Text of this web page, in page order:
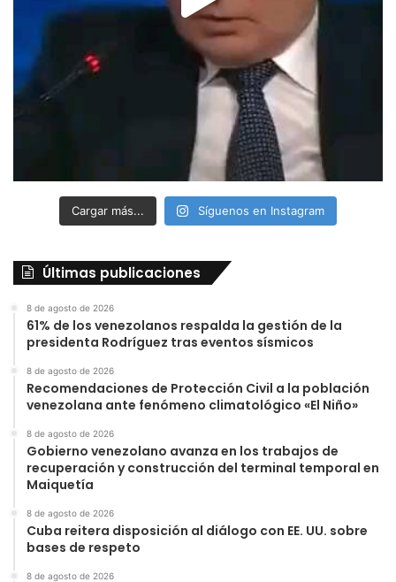
Cargar más... Síguenos en Instagram
Últimas publicaciones
8 de agosto de 2026
61% de los venezolanos respalda la gestión de la
presidenta Rodríguez tras eventos sísmicos
8 de agosto de 2026
Recomendaciones de Protección Civil a la población
venezolana ante fenómeno climatológico «El Niño»
8 de agosto de 2026
Gobierno venezolano avanza en los trabajos de
recuperación y construcción del terminal temporal en
Maiquetía
8 de agosto de 2026
Cuba reitera disposición al diálogo con EE. UU. sobre
bases de respeto
8 de agosto de 2026